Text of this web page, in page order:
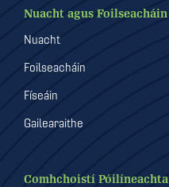
Nuacht agus Foilseacháin
Nuacht
Foilseacháin
Físeáin
Gailearaithe
Comhchoistí Póilíneachta